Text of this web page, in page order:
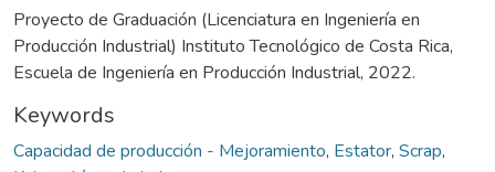
Proyecto de Graduación (Licenciatura en Ingeniería en
Producción Industrial) Instituto Tecnológico de Costa Rica,
Escuela de Ingeniería en Producción Industrial, 2022.
Keywords
Capacidad de producción - Mejoramiento, Estator, Scrap,